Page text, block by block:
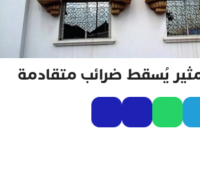
يُسقط ضرائب متقادمة